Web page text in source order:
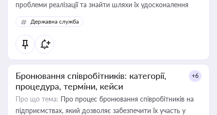
проблеми реалізації та знайти шляхи їх удосконалення
Державна служба
Бронювання співробітників: категорії,
процедура, терміни, кейси
+6
Про що тема: Про процес бронювання співробітників на
підприємствах, який дозволяє забезпечити їх участь у